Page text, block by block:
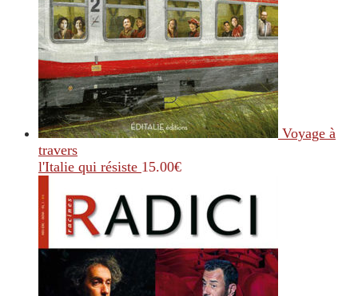
Voyage à
travers
l'Italie qui résiste 15.00€